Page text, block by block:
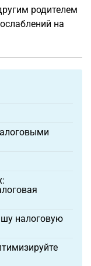
родителем
на
налоговую